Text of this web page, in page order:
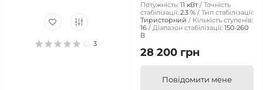
3
Потужність: 11 кВт
Точність
стабілізації: 2.3 %
Тип стабілізації:
Тиристорний
Кількість ступенів:
16
Діапазон стабілізації: 150-260
В
28 200 грн
Повідомити мене